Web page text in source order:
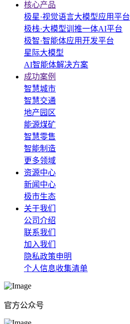
核心产品
极星·视觉语言大模型应用平台
极栈·大模型训推一体AI平台
极智·智能体应用开发平台
星际大模型
AI智能体解决方案
成功案例
智慧城市
智慧交通
地产园区
能源煤矿
智慧零售
智能制造
更多领域
资源中心
新闻中心
极市生态
关于我们
公司介绍
联系我们
加入我们
隐私政策申明
个人信息收集清单
官方公众号